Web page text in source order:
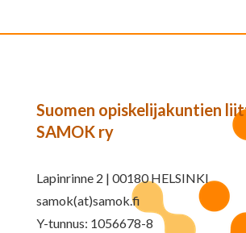
Suomen opiskelijakuntien
SAMOK ry
Lapinrinne 2 | 00180 HELSINKI
samok(at)samok.fi
Y-tunnus: 1056678-8